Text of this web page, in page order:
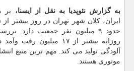
به گزارش نئوپدیا به نقل از ایسنا، بر
حدود ۹ میلیون نفر جمعیت دارد.
آلودگی تولید می کند. مهم ترین منبع
موتوری هستند.